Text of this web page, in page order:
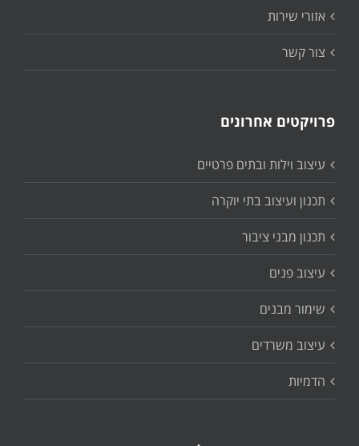
אזורי שירות
צור קשר
פרויקטים אחרונים
עיצוב וילות ובתים פרטיים
תכנון ועיצוב בתי יוקרה
תכנון מבני ציבור
עיצוב פנים
שימור מבנים
עיצוב משרדים
הדמיות